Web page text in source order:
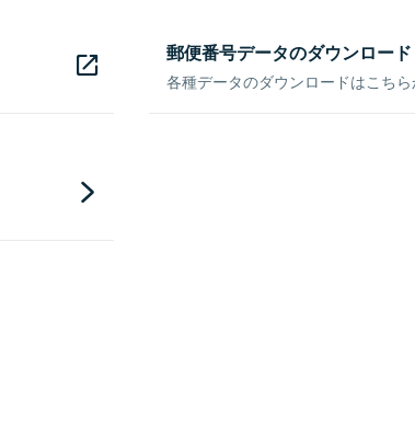
郵便番号データのダウンロード
各種データのダウンロードはこち